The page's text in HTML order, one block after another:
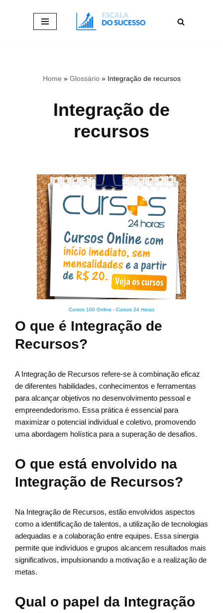
Home » Glossário» Integração de recursos
Integração de
recursos
Cursos 100 Online - Cursos 24 Horas
O que é Integração de
Recursos?
A Integração de Recursos refere-se à combinação eficaz
de diferentes habilidades, conhecimentos e ferramentas
para alcançar objetivos no desenvolvimento pessoal e
empreendedorismo. Essa prática é essencial para
maximizar o potencial individual e coletivo, promovendo
uma abordagem holística para a superação de desafios.
O que está envolvido na
Integração de Recursos?
Na Integração de Recursos, estão envolvidos aspectos
como a identificação de talentos, a utilização de tecnologias
adequadas e a colaboração entre equipes. Essa sinergia
permite que indivíduos e grupos alcancem resultados mais
significativos, impulsionando a motivação e a realização de
metas.
Qual o papel da Integração